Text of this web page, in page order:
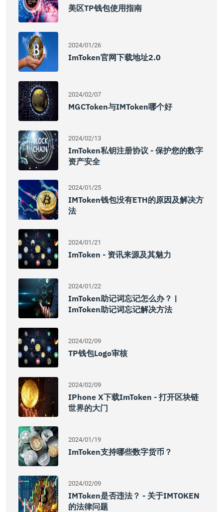
美区TP钱包使用指南
2024/01/26
ImToken官网下载地址2.0
2024/02/07
MGCToken与IMToken哪个好
2024/02/13
ImToken私钥注册协议 - 保护您的数字
资产安全
2024/01/25
IMToken钱包没有ETH的原因及解决方
法
2024/01/21
ImToken - 资讯来源及其魅力
2024/01/22
ImToken助记词忘记怎么办？ |
ImToken助记词忘记解决方法
2024/02/09
TP钱包Logo审核
2024/02/09
IPhone X下载imToken - 打开区块链
世界的大门
2024/01/19
ImToken支持哪些数字货币？
2024/02/09
IMToken是否违法？ - 关于iMTOKEN
的法律问题